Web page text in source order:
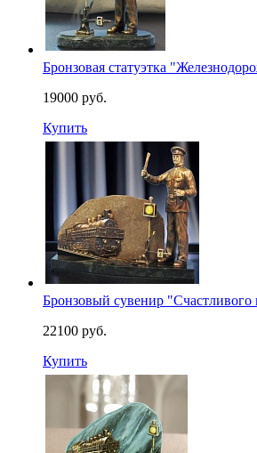
Бронзовая статуэтка
19000 руб.
Купить
Бронзовый сувенир "Счастливого
22100 руб.
Купить